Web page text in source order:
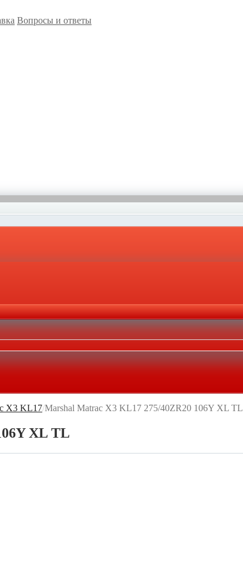
Вопросы и ответы
X3 KL17/Marshal Matrac X3 KL17 275/40ZR20 106Y XL TL
XL TL